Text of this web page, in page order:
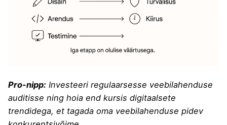
Pro-nipp: Investeeri regulaarsesse veebilahenduse
auditisse ning hoia end kursis digitaalsete
trendidega, et tagada oma veebilahenduse pidev